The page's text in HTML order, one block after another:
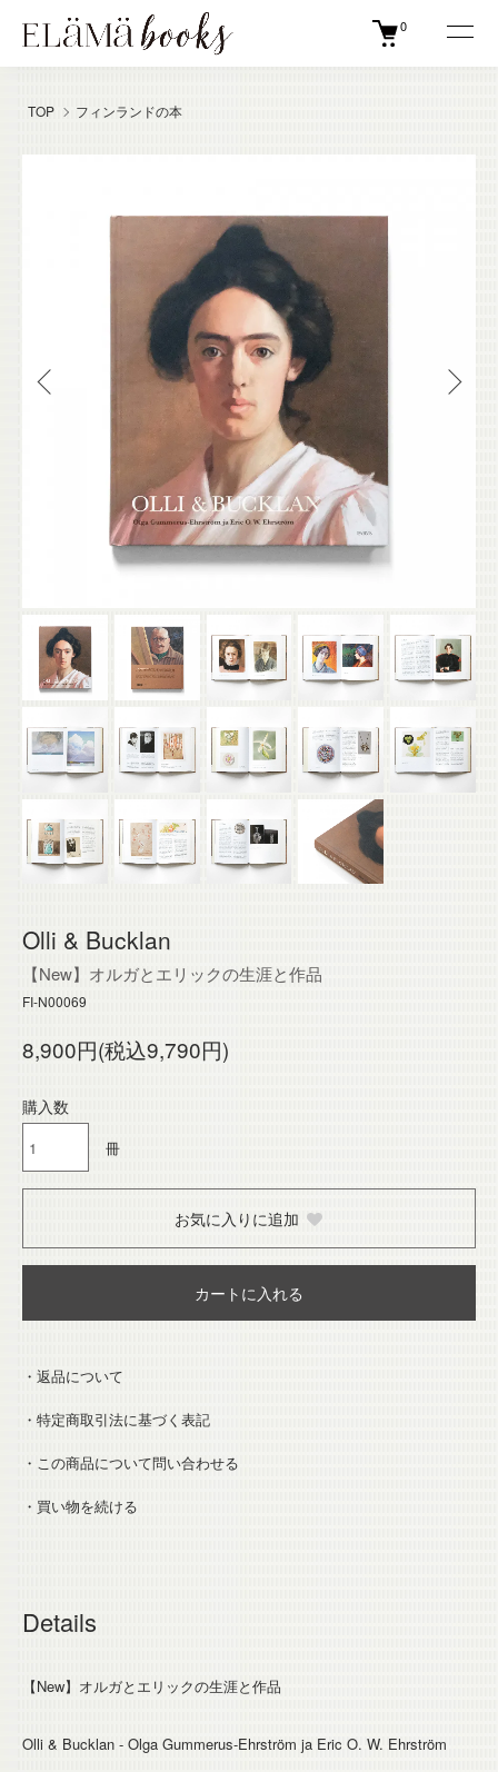
0
TOP フィンランドの本
Olli & Bucklan
【New】オルガとエリックの生涯と作品
FI-N00069
8,900円(税込9,790円)
購入数
冊
お気に入りに追加
カートに入れる
・返品について
・特定商取引法に基づく表記
・この商品について問い合わせる
・買い物を続ける
Details
【New】オルガとエリックの生涯と作品
Olli & Bucklan - Olga Gummerus-Ehrström ja Eric O. W. Ehrström